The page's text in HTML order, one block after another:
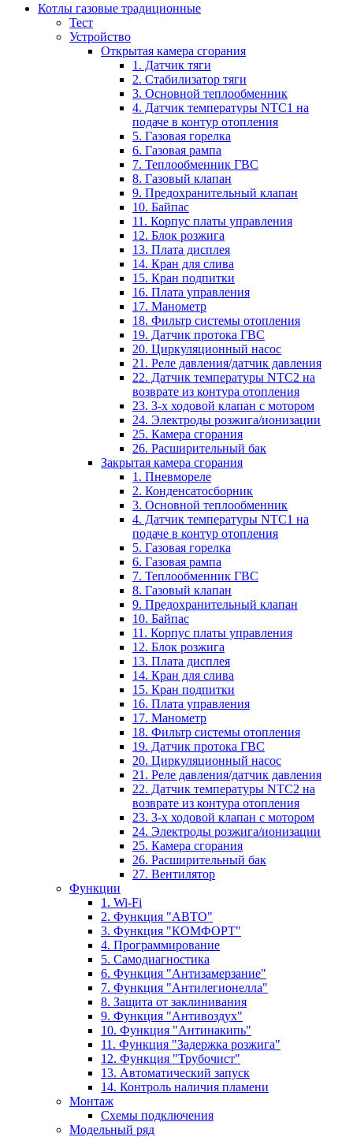
Котлы газовые традиционные
Тест
Устройство
Открытая камера сгорания
1. Датчик тяги
2. Стабилизатор тяги
3. Основной теплообменник
4. Датчик температуры NTC1 на
подаче в контур отопления
5. Газовая горелка
6. Газовая рампа
7. Теплообменник ГВС
8. Газовый клапан
9. Предохранительный клапан
10. Байпас
11. Корпус платы управления
12. Блок розжига
13. Плата дисплея
14. Кран для слива
15. Кран подпитки
16. Плата управления
17. Манометр
18. Фильтр системы отопления
19. Датчик протока ГВС
20. Циркуляционный насос
21. Реле давления/датчик давления
22. Датчик температуры NTC2 на
возврате из контура отопления
23. 3-х ходовой клапан с мотором
24. Электроды розжига/ионизации
25. Камера сгорания
26. Расширительный бак
Закрытая камера сгорания
1. Пневмореле
2. Конденсатосборник
3. Основной теплообменник
4. Датчик температуры NTC1 на
подаче в контур отопления
5. Газовая горелка
6. Газовая рампа
7. Теплообменник ГВС
8. Газовый клапан
9. Предохранительный клапан
10. Байпас
11. Корпус платы управления
12. Блок розжига
13. Плата дисплея
14. Кран для слива
15. Кран подпитки
16. Плата управления
17. Манометр
18. Фильтр системы отопления
19. Датчик протока ГВС
20. Циркуляционный насос
21. Реле давления/датчик давления
22. Датчик температуры NTC2 на
возврате из контура отопления
23. 3-х ходовой клапан с мотором
24. Электроды розжига/ионизации
25. Камера сгорания
26. Расширительный бак
27. Вентилятор
Функции
1. Wi-Fi
2. Функция "АВТО"
3. Функция "КОМФОРТ"
4. Программирование
5. Самодиагностика
6. Функция "Антизамерзание"
7. Функция "Антилегионелла"
8. Защита от заклинивания
9. Функция "Антивоздух"
10. Функция "Антинакипь"
11. Функция "Задержка розжига"
12. Функция "Трубочист"
13. Автоматический запуск
14. Контроль наличия пламени
Монтаж
Схемы подключения
Модельный ряд